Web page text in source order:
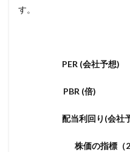
す。
日経
PER (会社
PBR (
配当利回り(
株価の指標（